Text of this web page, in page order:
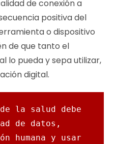
de conexión a
positiva del
o dispositivo
de que tanto el
lo pueda y sepa utilizar,
digital.
la salud debe
de datos,
humana y usar